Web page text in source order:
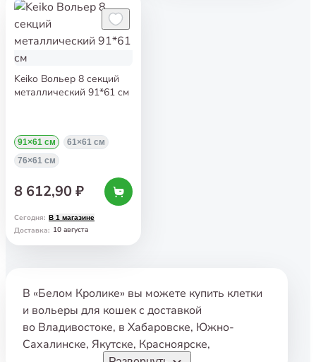
Keiko Вольер 8 секций
металлический 91*61 см
91×61 см
61×61 см
76×61 см
8 612,90 ₽
Сегодня: В 1 магазине
Доставка: 10 августа
В «Белом Кролике» вы можете купить клетки
и вольеры для кошек с доставкой
во Владивостоке, в Хабаровске, Южно-
Сахалинске, Якутске, Красноярске,